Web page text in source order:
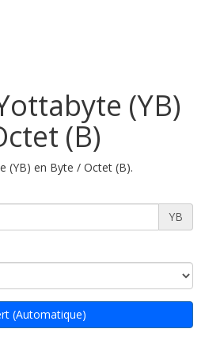
(YB)
(B)
(YB) en Byte / Octet (B).
YB
(Automatique)